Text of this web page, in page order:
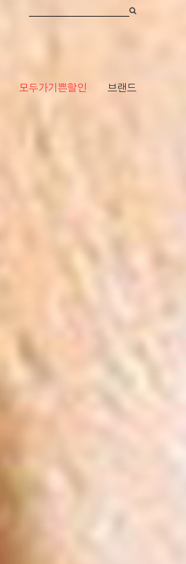
모두가기쁜할인 브랜드